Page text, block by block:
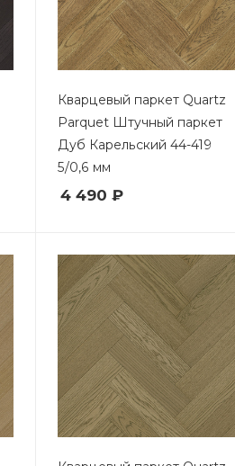
Кварцевый паркет Quartz
Parquet Штучный паркет
Дуб Карельский 44-419
5/0,6 мм
4 490 ₽